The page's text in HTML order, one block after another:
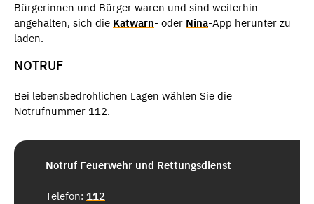
Bürgerinnen und Bürger waren und sind weiterhin
angehalten, sich die Katwarn- oder Nina-App herunter zu
laden.
NOTRUF
Bei lebensbedrohlichen Lagen wählen Sie die
Notrufnummer 112.
Notruf Feuerwehr und Rettungsdienst
Telefon: 112